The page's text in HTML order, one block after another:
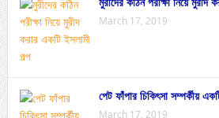
March 17, 2019
পেট ফাঁপার চিকিৎসা সম্পর্কীয়
March 17, 2019